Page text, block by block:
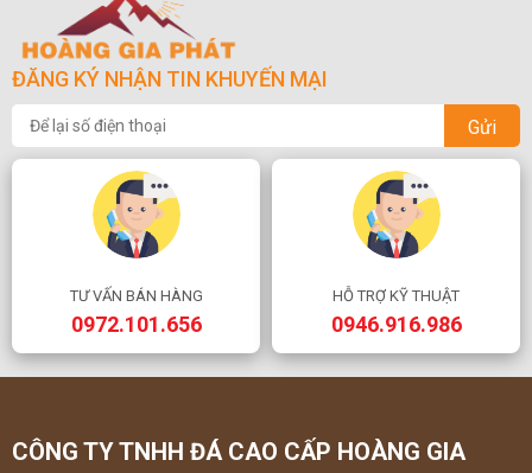
ĐĂNG KÝ NHẬN TIN KHUYẾN MẠI
Gửi
TƯ VẤN BÁN HÀNG
0972.101.656
HỖ TRỢ KỸ THUẬT
0946.916.986
CÔNG TY TNHH ĐÁ CAO CẤP HOÀNG GIA